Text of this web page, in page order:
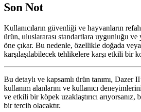
Son Not
Kullanıcıların güvenliği ve hayvanların
ürün, uluslararası standartlara uygunluğu ve
öne çıkar. Bu nedenle, özellikle doğada
karşılaşılabilecek tehlikelere karşı etkili bir
Bu detaylı ve kapsamlı ürün tanımı, Dazer
kullanım alanlarını ve kullanıcı
ve etkili bir köpek uzaklaştırıcı
bir tercih olacaktır.